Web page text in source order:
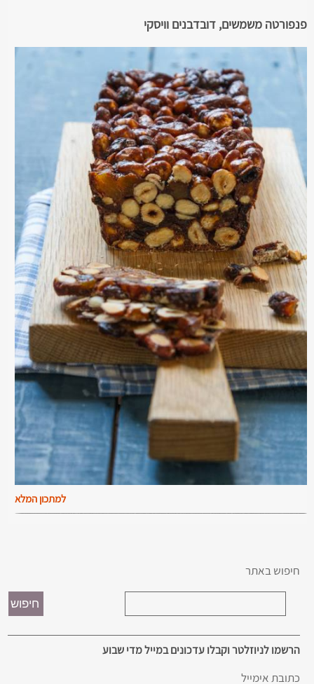
פנפורטה משמשים, דובדבנים וויסקי
למתכון המלא
חיפוש באתר
הרשמו לניוזלטר וקבלו עדכונים במייל מדי שבוע
כתובת אימייל